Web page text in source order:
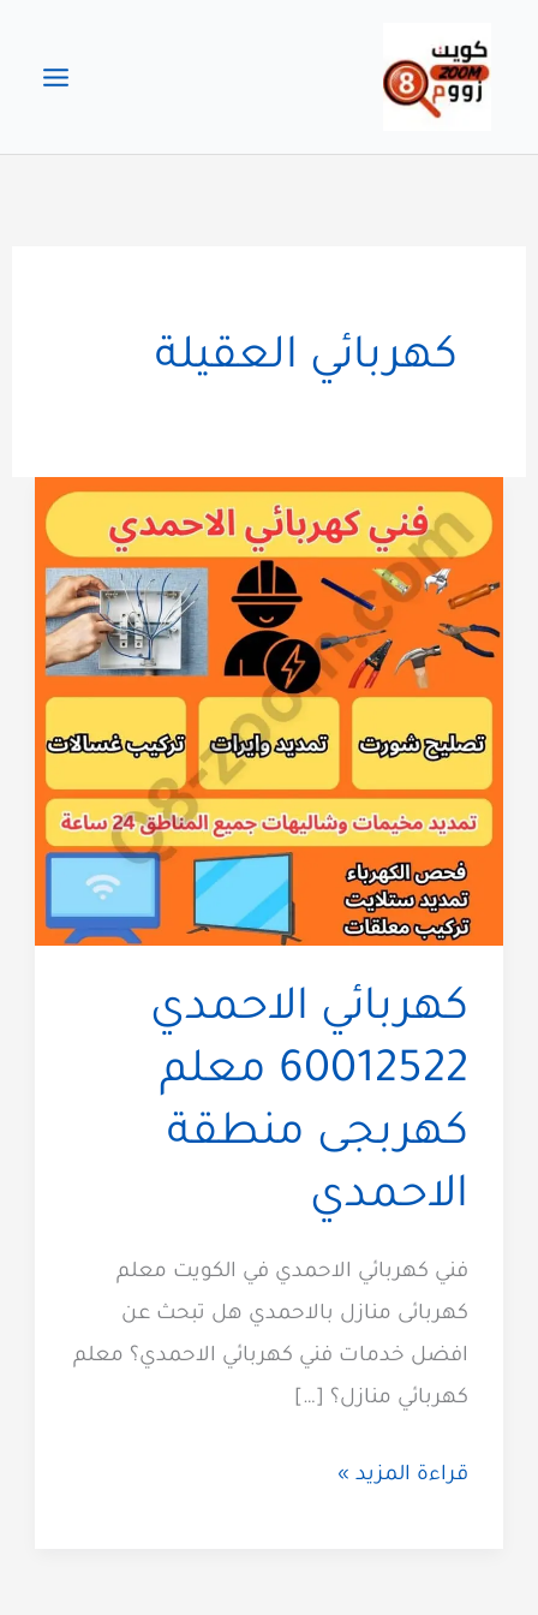
المحتوى
كهربائي العقيلة
كهربائي الاحمدي
60012522 معلم
كهربجى منطقة
الاحمدي
فني كهربائي الاحمدي في الكويت معلم
كهربائى منازل بالاحمدي هل تبحث عن
افضل خدمات فني كهربائي الاحمدي؟ معلم
كهربائي منازل؟ […]
كهربائي
قراءة المزيد »